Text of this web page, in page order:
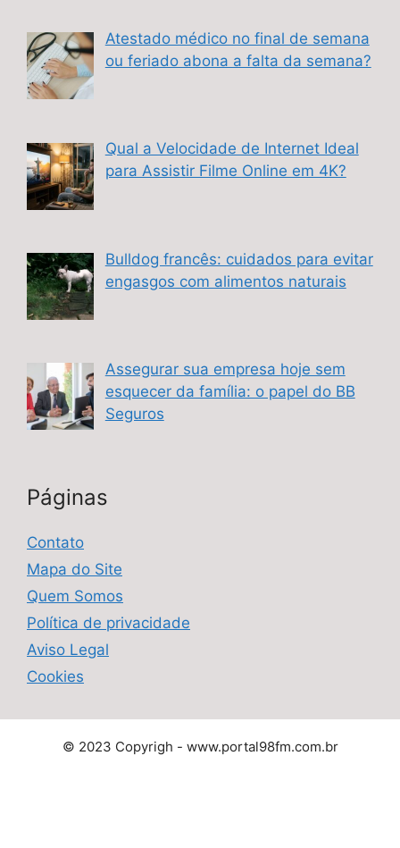
Atestado médico no final de semana
ou feriado abona a falta da semana?
Qual a Velocidade de Internet Ideal
para Assistir Filme Online em 4K?
Bulldog francês: cuidados para evitar
engasgos com alimentos naturais
Assegurar sua empresa hoje sem
esquecer da família: o papel do BB
Seguros
Páginas
Contato
Mapa do Site
Quem Somos
Política de privacidade
Aviso Legal
Cookies
© 2023 Copyrigh - www.portal98fm.com.br